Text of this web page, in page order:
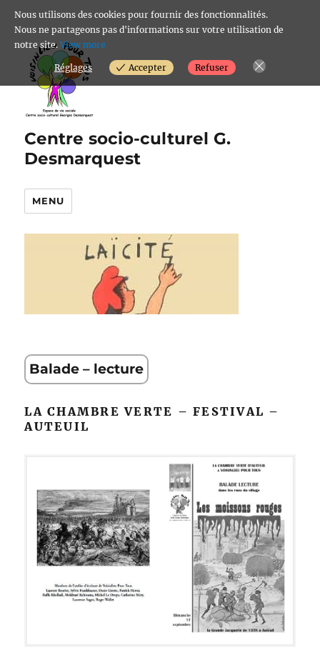
Centre socio-culturel G.
Desmarquest
MENU
Balade – lecture
LA CHAMBRE VERTE – FESTIVAL –
AUTEUIL
Nous utilisons des cookies pour fournir des fonctionnalités.
Nous ne partageons pas d'informations sur votre utilisation de
notre site. View more
Réglages Accepter Refuser